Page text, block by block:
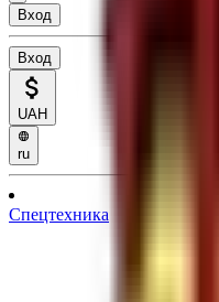
Вход
Вход
UAH
ru
Спецтехника